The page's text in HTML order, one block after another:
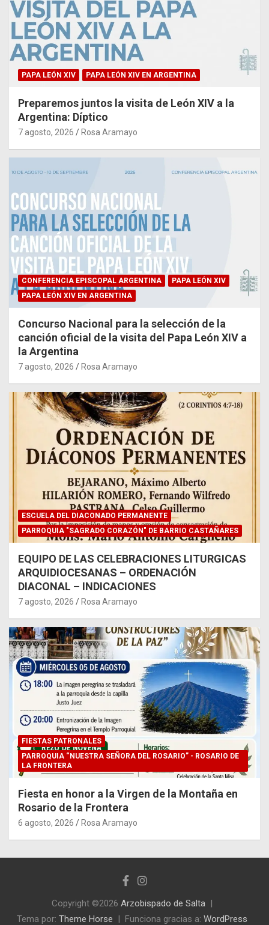
PAPA LEÓN XIV PAPA LEÓN XIV EN ARGENTINA
Preparemos juntos la visita de León XIV a la
Argentina: Díptico
7 agosto, 2026 Rosa Aramayo
CONFERENCIA EPISCOPAL ARGENTINA
PAPA LEÓN XIV
PAPA LEÓN XIV EN ARGENTINA
Concurso Nacional para la selección de la
canción oficial de la visita del Papa León XIV a
la Argentina
7 agosto, 2026 Rosa Aramayo
ESCUELA DEL DIACONADO PERMANENTE
PARROQUIA "SAGRADO CORAZÓN" DE BARRIO CASTAÑARES
EQUIPO DE LAS CELEBRACIONES LITURGICAS
ARQUIDIOCESANAS – ORDENACIÓN
DIACONAL – INDICACIONES
7 agosto, 2026 Rosa Aramayo
FIESTAS PATRONALES
PARROQUIA “NUESTRA SEÑORA DEL ROSARIO” - ROSARIO DE
LA FRONTERA
Fiesta en honor a la Virgen de la Montaña en
Rosario de la Frontera
6 agosto, 2026 Rosa Aramayo
Copyright ©2026 Arzobispado de Salta
Tema por: Theme Horse Funciona gracias a: WordPress